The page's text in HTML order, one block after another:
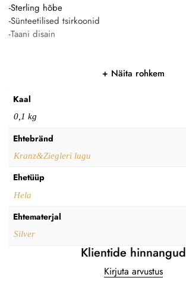
-Sterling hõbe
-Sünteetilised tsirkoonid
-Taani disain
Näita rohkem
Kaal
0,1 kg
Ehtebränd
Kranz&Ziegleri lugu
Ehetüüp
Hela
Ehtematerjal
Silver
Klientide hinnangud
Kirjuta arvustus